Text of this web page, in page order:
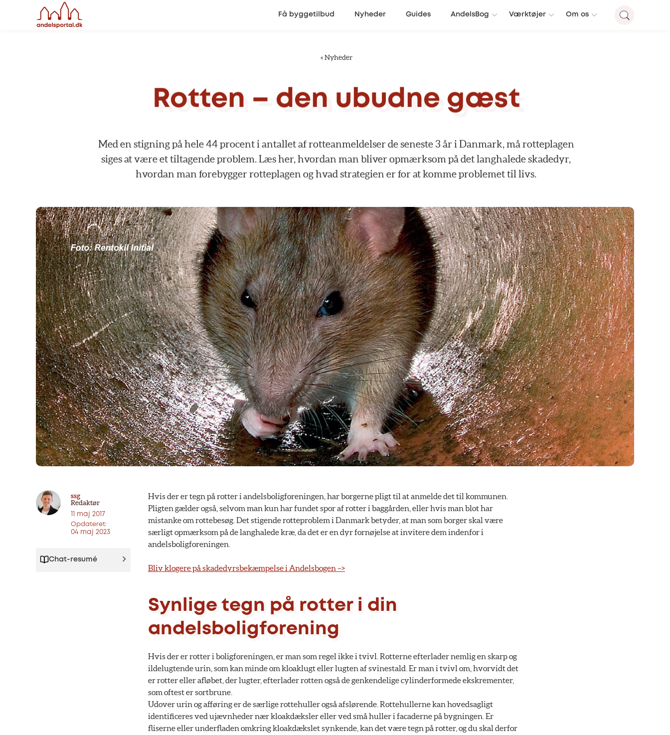
Få byggetilbud Nyheder Guides AndelsBog Værktøjer Om os
« Nyheder
Rotten – den ubudne gæst
Med en stigning på hele 44 procent i antallet af rotteanmeldelser de seneste 3 år i Danmark, må rotteplagen
sigesatværeettiltagendeproblem.Læsher,hvordan man bliveropmærksom pådetlanghaledeskadedyr,
hvordan man forebyggerrotteplagen oghvadstrategien erforatkommeproblemettil livs.
ssg
Redaktør
11 maj 2017
Opdateret:
04 maj 2023
Chat-resumé
Hvis der er tegn på rotter i andelsboligforeningen, har borgerne pligt til at anmelde det til kommunen.
Pligten gælder også, selvom man kun har fundet spor af rotter i baggården, eller hvis man blot har
mistanke om rottebesøg. Det stigende rotteproblem i Danmark betyder, at man som borger skal være
særligt opmærksom på de langhalede kræ, da det er en dyr fornøjelse at invitere dem indenfor i
andelsboligforeningen.
Bliv klogere på skadedyrsbekæmpelse i Andelsbogen –>
Synlige tegn på rotter i din
andelsboligforening
Hvis der er rotter i boligforeningen, er man som regel ikke i tvivl. Rotterne efterlader nemlig en skarp og
ildelugtende urin, som kan minde om kloaklugt eller lugten af svinestald. Er man i tvivl om, hvorvidt det
er rotter eller afløbet, der lugter, efterlader rotten også de genkendelige cylinderformede ekskrementer,
som oftest er sortbrune.
Udover urin og afføring er de særlige rottehuller også afslørende. Rottehullerne kan hovedsagligt
identificeres ved ujævnheder nær kloakdæksler eller ved små huller i facaderne på bygningen. Er
fliserne eller underfladen omkring kloakdækslet synkende, kan det være tegn på rotter, og du skal derfor